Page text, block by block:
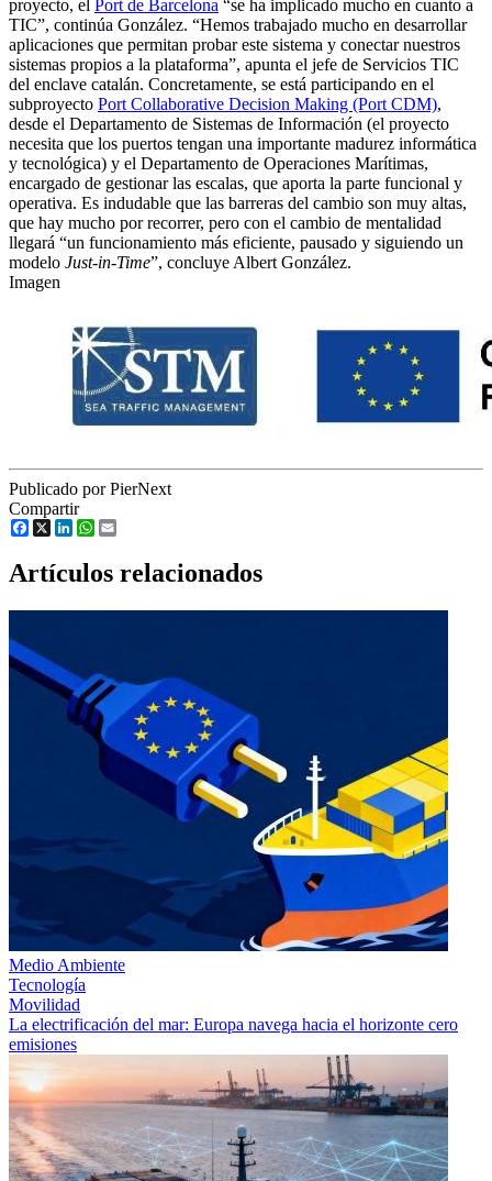
proyecto, el Port de Barcelona “se ha implicado mucho en cuanto a
TIC”, continúa González. “Hemos trabajado mucho en desarrollar
aplicaciones que permitan probar este sistema y conectar nuestros
sistemas propios a la plataforma”, apunta el jefe de Servicios TIC
del enclave catalán. Concretamente, se está participando en el
subproyecto Port Collaborative Decision Making (Port CDM),
desde el Departamento de Sistemas de Información (el proyecto
necesita que los puertos tengan una importante madurez informática
y tecnológica) y el Departamento de Operaciones Marítimas,
encargado de gestionar las escalas, que aporta la parte funcional y
operativa. Es indudable que las barreras del cambio son muy altas,
que hay mucho por recorrer, pero con el cambio de mentalidad
llegará “un funcionamiento más eficiente, pausado y siguiendo un
modelo Just-in-Time”, concluye Albert González.
Imagen
Publicado por PierNext
Compartir
Facebook
X LinkedInWhatsApp
Artículos relacionados
Medio Ambiente
Tecnología
Movilidad
La electrificación del mar: Europa navega hacia el horizonte cero
emisiones